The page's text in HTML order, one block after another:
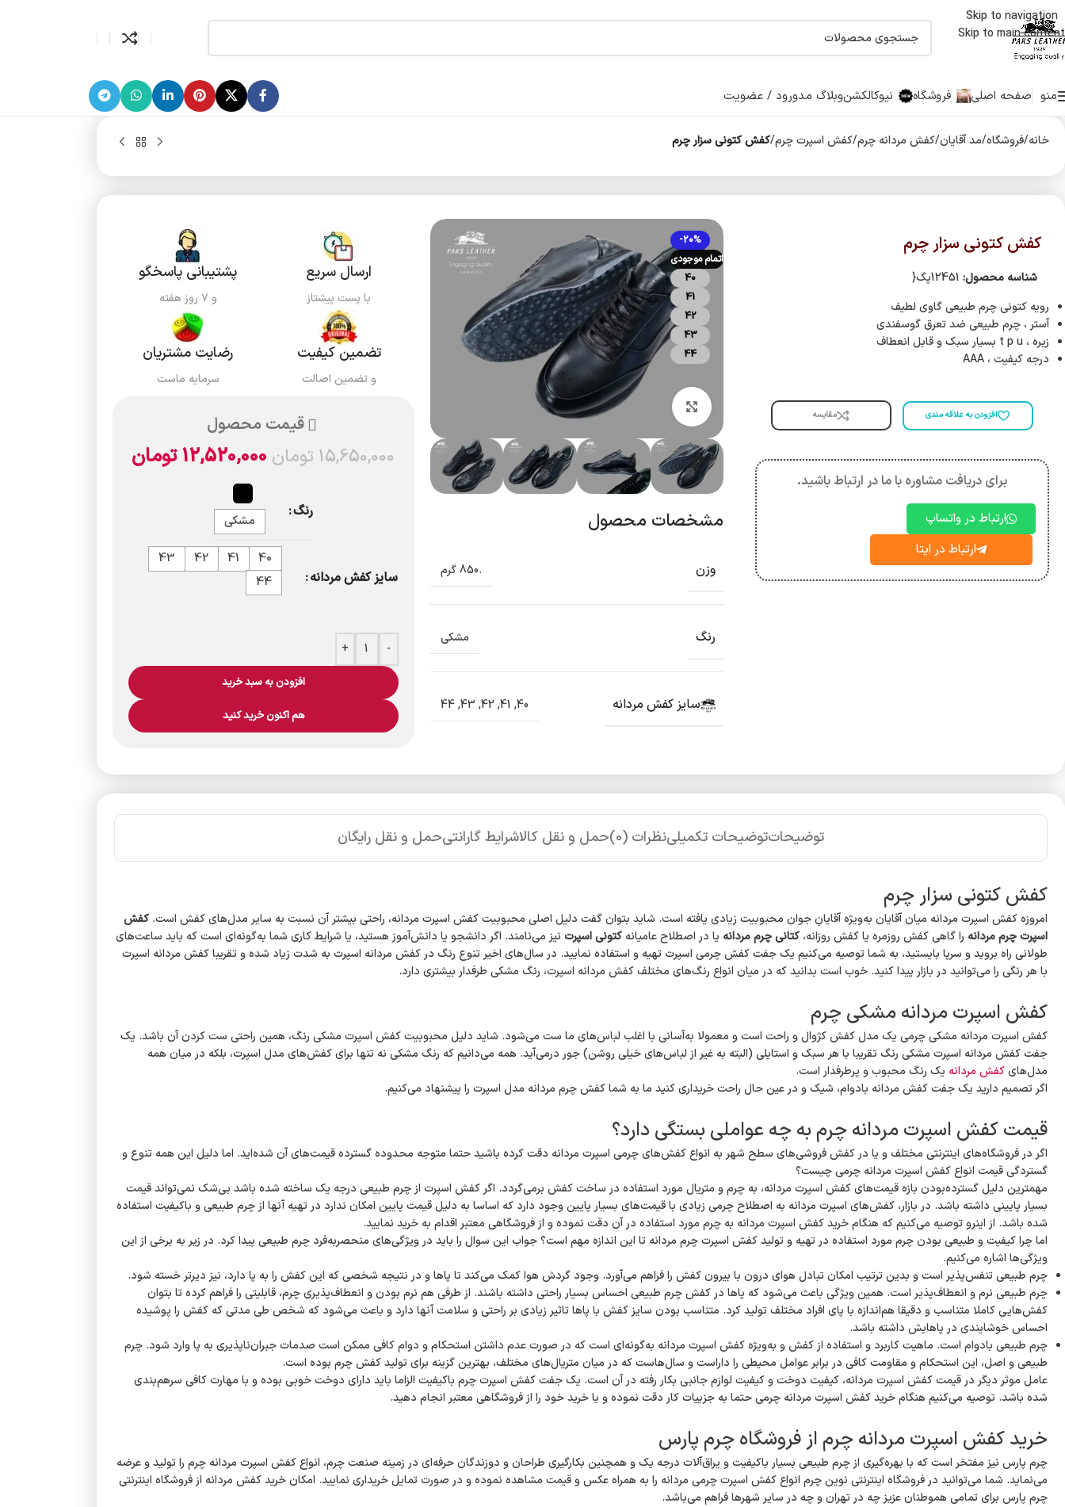
Skip to navigation
Skip to main content
اولین دارنده نشان حلال جهانی صنایع چرم درایران
منو صفحه اصلی فروشگاه نیوکالکشنوبلاگ مدورود / عضویت
خانه/فروشگاه/مد آقایان/کفش مردانه چرم/کفش اسپرت چرم/کفش کتونی سزار چرم
کفش کتونی سزار چرم
شناسه محصول: 12451پگ{
رویه کتونی چرم طبیعی گاوی لطیف
آستر ، چرم طبیعی ضد تعرق گوسفندی
زیره ، t p u بسیار سبک و قابل انعطاف
درجه کیفیت ، AAA
افزودن به علاقه مندی مقایسه
برای دریافت مشاوره با ما در ارتباط باشید.
ارتباط در واتساپ
ارتباط در ایتا
-20%
اتمام موجودی
40
41
42
43
44
بزرگنمایی تصویر
مشخصات محصول
وزن .850 گرم
رنگ مشکی
سایز کفش مردانه 40
,
41
,
42
,
43
,
44
ارسال سریع
با پست پیشتاز
پشتیبانی پاسخگو
و ۷ روز هفته
تضمین کیفیت
و تضمین اصالت
رضایت مشتریان
سرمایه ماست
قیمت محصول
15,650,000 تومان 12,520,000تومان
رنگ
مشکی
سایز کفش مردانه
40
41
42
43
44
-
+
افزودن به سبد خرید
هم اکنون خرید کنید
توضیحاتتوضیحات تکمیلینظرات (0) حمل و نقل کالاشرایط گارانتیحمل و نقل رایگان
کفش کتونی سزار چرم
امروزه کفش اسپرت مردانه میان آقایان به‌ویژه آقایانِ جوان محبوبیت زیادی یافته است. شاید بتوان گفت دلیل اصلی محبوبیت کفش اسپرت مردانه، راحتی بیشتر آن نسبت به سایر مدل‌های کفش است. کفش
اسپرت چرم مردانه را گاهی کفش روزمره یا کفش روزانه، کتانی چرم مردانه یا در اصطلاح عامیانه کتونی اسپرت نیز می‌نامند. اگر دانشجو یا دانش‌آموز هستید، یا شرایط کاری شما به‌گونه‌ای است که باید ساعت‌های
طولانی راه بروید و سرپا بایستید، به شما توصیه می‌کنیم یک جفت کفش چرمی اسپرت تهیه و استفاده نمایید. در سال‌های اخیر تنوع رنگ در کفش مردانه اسپرت به شدت زیاد شده و تقریبا کفش مردانه اسپرت
با هر رنگی را می‌توانید در بازار پیدا کنید. خوب است بدانید که در میان انواع رنگ‌های مختلف کفش مردانه اسپرت، رنگ مشکی طرفدار بیشتری دارد.
کفش اسپرت مردانه مشکی چرم
کفش اسپرت مردانه مشکی چرمی یک مدل کفش کژوال و راحت است و معمولا به‌آسانی با اغلب لباس‌های ما ست می‌شود. شاید دلیل محبوبیت کفش اسپرت مشکی رنگ، همین راحتی ست کردن آن باشد. یک
جفت کفش مردانه اسپرت مشکی رنگ تقریبا با هر سبک و استایلی (البته به غیر از لباس‌های خیلی روشن) جور درمی‌آید. همه می‌دانیم که رنگ مشکی نه تنها برای کفش‌های مدل اسپرت، بلکه در میان همه
مدل‌هایکفش مردانه یک رنگ محبوب و پرطرفدار است.
اگر تصمیم دارید یک جفت کفش مردانه بادوام، شیک و در عین حال راحت خریداری کنید ما به شما کفش چرم مردانه مدل اسپرت را پیشنهاد می‌کنیم.
قیمت کفش اسپرت مردانه چرم به چه عواملی بستگی دارد؟
اگر در فروشگاه‌های اینترنتی مختلف و یا در کفش فروشی‌های سطح شهر به انواع کفش‌های چرمی اسپرت مردانه دقت کرده باشید حتما متوجه محدوده گسترده قیمت‌های آن شده‌اید. اما دلیل این همه تنوع و
گستردگی قیمت انواع کفش اسپرت مردانه چرمی چیست؟
مهمترین دلیل گسترده‌بودن بازه قیمت‌های کفش اسپرت مردانه، به چرم و متریال مورد استفاده در ساخت کفش برمی‌گردد. اگر کفش اسپرت از چرم طبیعی درجه یک ساخته شده باشد بی‌شک نمی‌تواند قیمت
بسیار پایینی داشته باشد. در بازار، کفش‌های اسپرت مردانه به اصطلاح چرمی زیادی با قیمت‌های بسیار پایین وجود دارد که اساسا به دلیل قیمت پایین امکان ندارد در تهیه آنها از چرم طبیعی و باکیفیت استفاده
شده باشد. از اینرو توصیه می‌کنیم که هنگام خرید کفش اسپرت مردانه به چرم مورد استفاده در آن دقت نموده و از فروشگاهی معتبر اقدام به خرید نمایید.
اما چرا کیفیت و طبیعی بودن چرم مورد استفاده در تهیه و تولید کفش اسپرت چرم مردانه تا این اندازه مهم است؟ جواب این سوال را باید در ویژگی‌های منحصربه‌فرد چرم طبیعی پیدا کرد. در زیر به برخی از این
ویژگی‌ها اشاره می‌کنیم.
چرم طبیعی تنفس‌پذیر است و بدین ترتیب امکان تبادل هوای درون با بیرون کفش را فراهم می‌آورد. وجود گردش هوا کمک می‌کند تا پاها و در نتیجه شخصی که این کفش را به پا دارد، نیز دیرتر خسته شود.
چرم طبیعی نرم و انعطاف‌پذیر است. همین ویژگی باعث می‌شود که پاها در کفش چرم طبیعی احساس بسیار راحتی داشته باشند. از طرفی هم نرم بودن و انعطاف‌پذیری چرم، قابلیتی را فراهم کرده تا بتوان
کفش‌هایی کاملا متناسب و دقیقا هم‌اندازه با پای افراد مختلف تولید کرد. متناسب بودن سایز کفش با پاها تاثیر زیادی بر راحتی و سلامت آنها دارد و باعث می‌شود که شخص طی مدتی که کفش را پوشیده
احساس خوشایندی در پاهایش داشته باشد.
چرم طبیعی بادوام است. ماهیت کاربرد و استفاده از کفش و به‌ویژه کفش اسپرت مردانه به‌گونه‌‌ای است که در صورت عدم داشتن استحکام و دوام کافی ممکن است صدمات جبران‌ناپذیری به پا وارد شود. چرم
طبیعی و اصل، این استحکام و مقاومت کافی در برابر عوامل محیطی را داراست و سال‌هاست که در میان متریال‌های مختلف، بهترین گزینه برای تولید کفش چرم بوده است.
عامل موثر دیگر در قیمت کفش اسپرت مردانه، کیفیت دوخت و کیفیت لوازم جانبی بکار رفته در آن است. یک جفت کفش اسپرت چرم باکیفیت الزاما باید دارای دوخت خوبی بوده و با مهارت کافی سرهم‌بندی
شده باشد. توصیه می‌کنیم هنگام خرید کفش اسپرت مردانه چرمی حتما به جزییات کار دقت نموده و یا خرید خود را از فروشگاهی معتبر انجام دهید.
خرید کفش اسپرت مردانه چرم از فروشگاه چرم پارس
چرم پارس نیز مفتخر است که با بهره‌گیری از چرم طبیعی بسیار باکیفیت و یراق‌آلات درجه یک و همچنین بکارگیری طراحان و دوزندگان حرفه‌ای در زمینه صنعت چرم، انواع کفش اسپرت مردانه چرم را تولید و عرضه
می‌نماید. شما می‌توانید در فروشگاه اینترنتی نوین چرم انواع کفش اسپرت چرمی مردانه را به همراه عکس و قیمت مشاهده نموده و در صورت تمایل خریداری نمایید. امکان خرید کفش مردانه از فروشگاه اینترنتی
چرم پارس برای تمامی هموطنان عزیز چه در تهران و چه در سایر شهرها فراهم می‌باشد.